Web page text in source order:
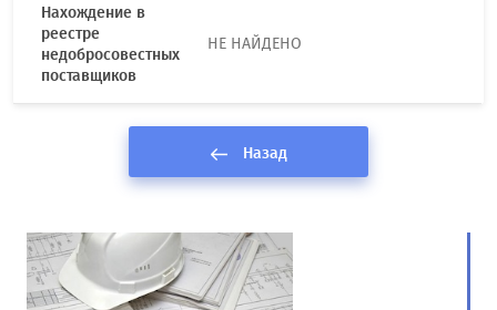
Нахождение в
реестре
недобросовестных
поставщиков
НЕ НАЙДЕНО
Назад